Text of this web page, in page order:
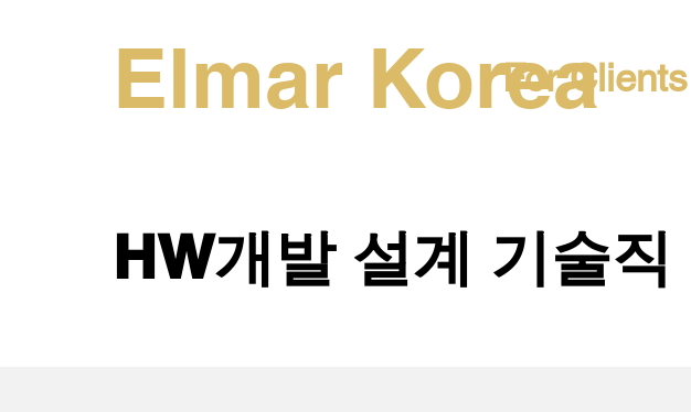
Elmar Korea
For Clients
HW개발 설계 기술직